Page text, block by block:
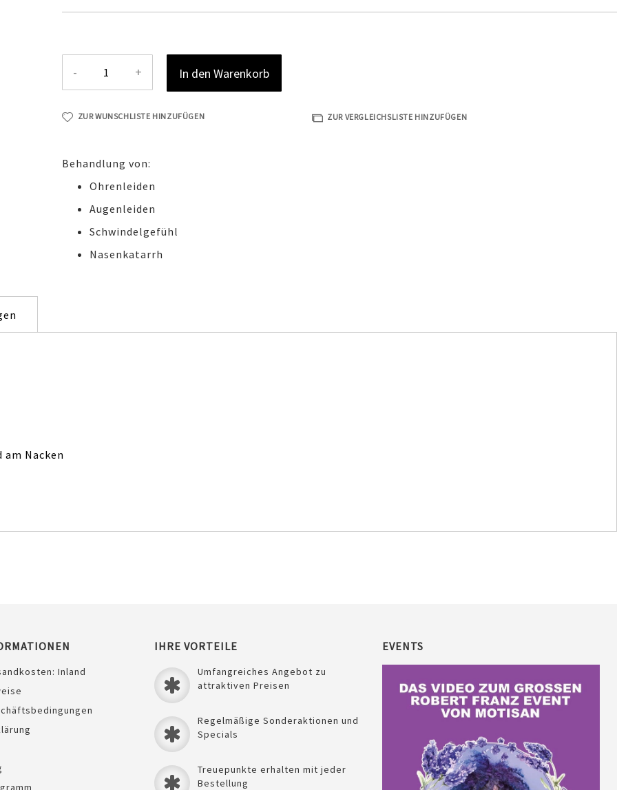
- + In den Warenkorb
ZUR WUNSCHLISTE HINZUFÜGEN ZUR VERGLEICHSLISTE HINZUFÜGEN
Behandlung von:
Ohrenleiden
Augenleiden
Schwindelgefühl
Nasenkatarrh
Nacken
Inland
IHRE VORTEILE
Umfangreiches Angebot zu
attraktiven Preisen
Regelmäßige Sonderaktionen und
Specials
Treuepunkte erhalten mit jeder
Bestellung
EVENTS